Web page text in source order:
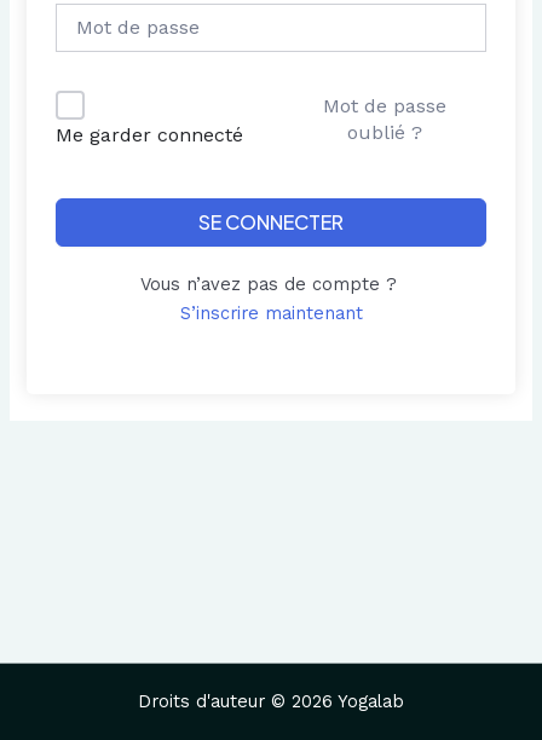
Me garder connecté
Mot de passe
oublié ?
SE CONNECTER
Vous n’avez pas de compte ?
S’inscrire maintenant
Droits d'auteur © 2026 Yogalab